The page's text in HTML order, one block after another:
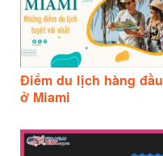
Điểm du lịch hàng đầu
ở Miami